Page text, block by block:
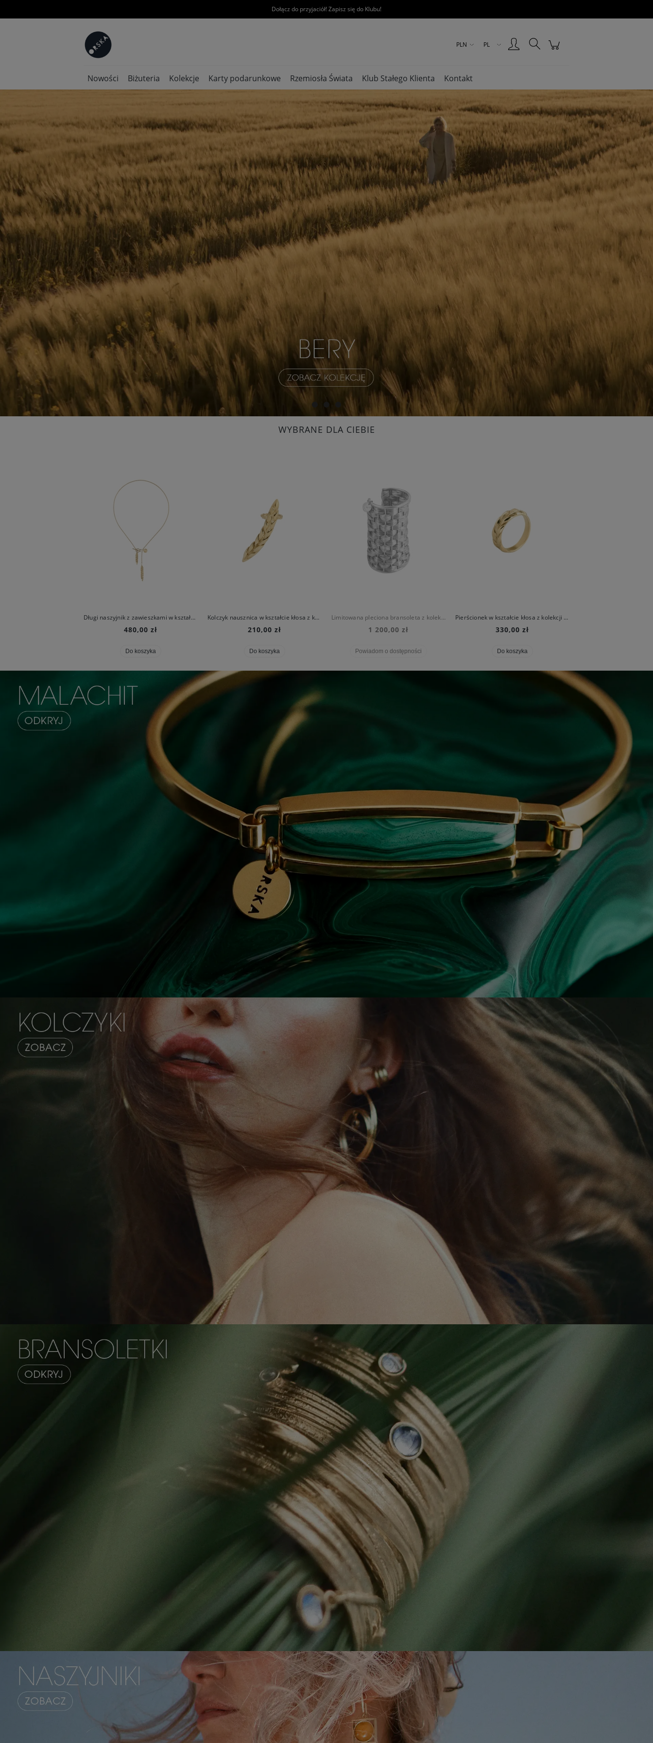
Dołącz do przyjaciół! Zapisz się do Klubu!
PLN PL
Nowości Biżuteria Kolekcje Karty podarunkowe Rzemiosła Świata Klub Stałego Klienta Kontakt
WYBRANE DLA CIEBIE
Długi naszyjnik z zawieszkami w kształcie kłosów z kolekcji Bery
480,00 zł
Do koszyka
Kolczyk nausznica w kształcie kłosa z kolekcji Bery
210,00 zł
Do koszyka
Limitowana pleciona bransoleta z kolekcji Bery
1 200,00 zł
Powiadom o dostępności
Pierścionek w kształcie kłosa z kolekcji Bery
330,00 zł
Do koszyka